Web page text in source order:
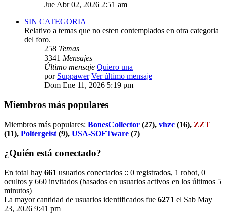
Jue Abr 02, 2026 2:51 am
SIN CATEGORIA
Relativo a temas que no esten contemplados en otra categoria
del foro.
258 Temas
3341 Mensajes
Último mensaje Quiero una
por Suppawer Ver último mensaje
Dom Ene 11, 2026 5:19 pm
Miembros más populares
Miembros más populares: BonesCollector (27), vhzc (16), ZZT
(11), Poltergeist (9), USA-SOFTware (7)
¿Quién está conectado?
En total hay 661 usuarios conectados :: 0 registrados, 1 robot, 0
ocultos y 660 invitados (basados en usuarios activos en los últimos 5
minutos)
La mayor cantidad de usuarios identificados fue 6271 el Sab May
23, 2026 9:41 pm